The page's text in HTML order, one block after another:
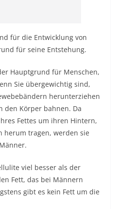
für die Entwicklung von
für seine Entstehung.
Hauptgrund für Menschen,
Sie übergewichtig sind,
herunterziehen
den Körper bahnen. Da
Fettes um ihren Hintern,
herum tragen, werden sie
viel besser als der
Fett, das bei Männern
gibt es kein Fett um die